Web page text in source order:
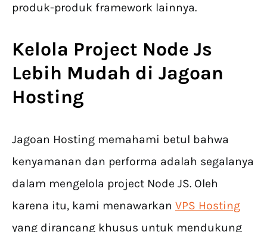
produk-produk framework lainnya.
Kelola Project Node Js
Lebih Mudah di Jagoan
Hosting
Jagoan Hosting memahami betul bahwa
kenyamanan dan performa adalah segalanya
dalam mengelola project Node JS. Oleh
karena itu, kami menawarkan VPS Hosting
yang dirancang khusus untuk mendukung